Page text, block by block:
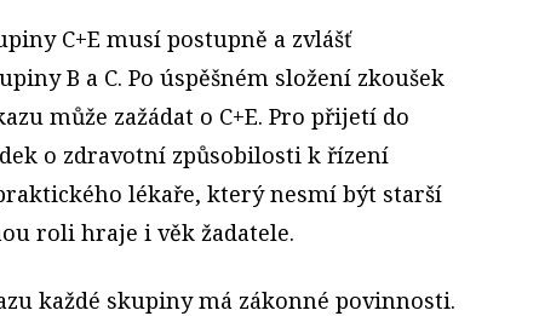
C+E musí postupně a zvlášť
B a C. Po úspěšném složení zkoušek
může zažádat o C+E. Pro přijetí do
o zdravotní způsobilosti k řízení
lékaře, který nesmí být starší
roli hraje i věk žadatele.
každé skupiny má zákonné povinnosti.